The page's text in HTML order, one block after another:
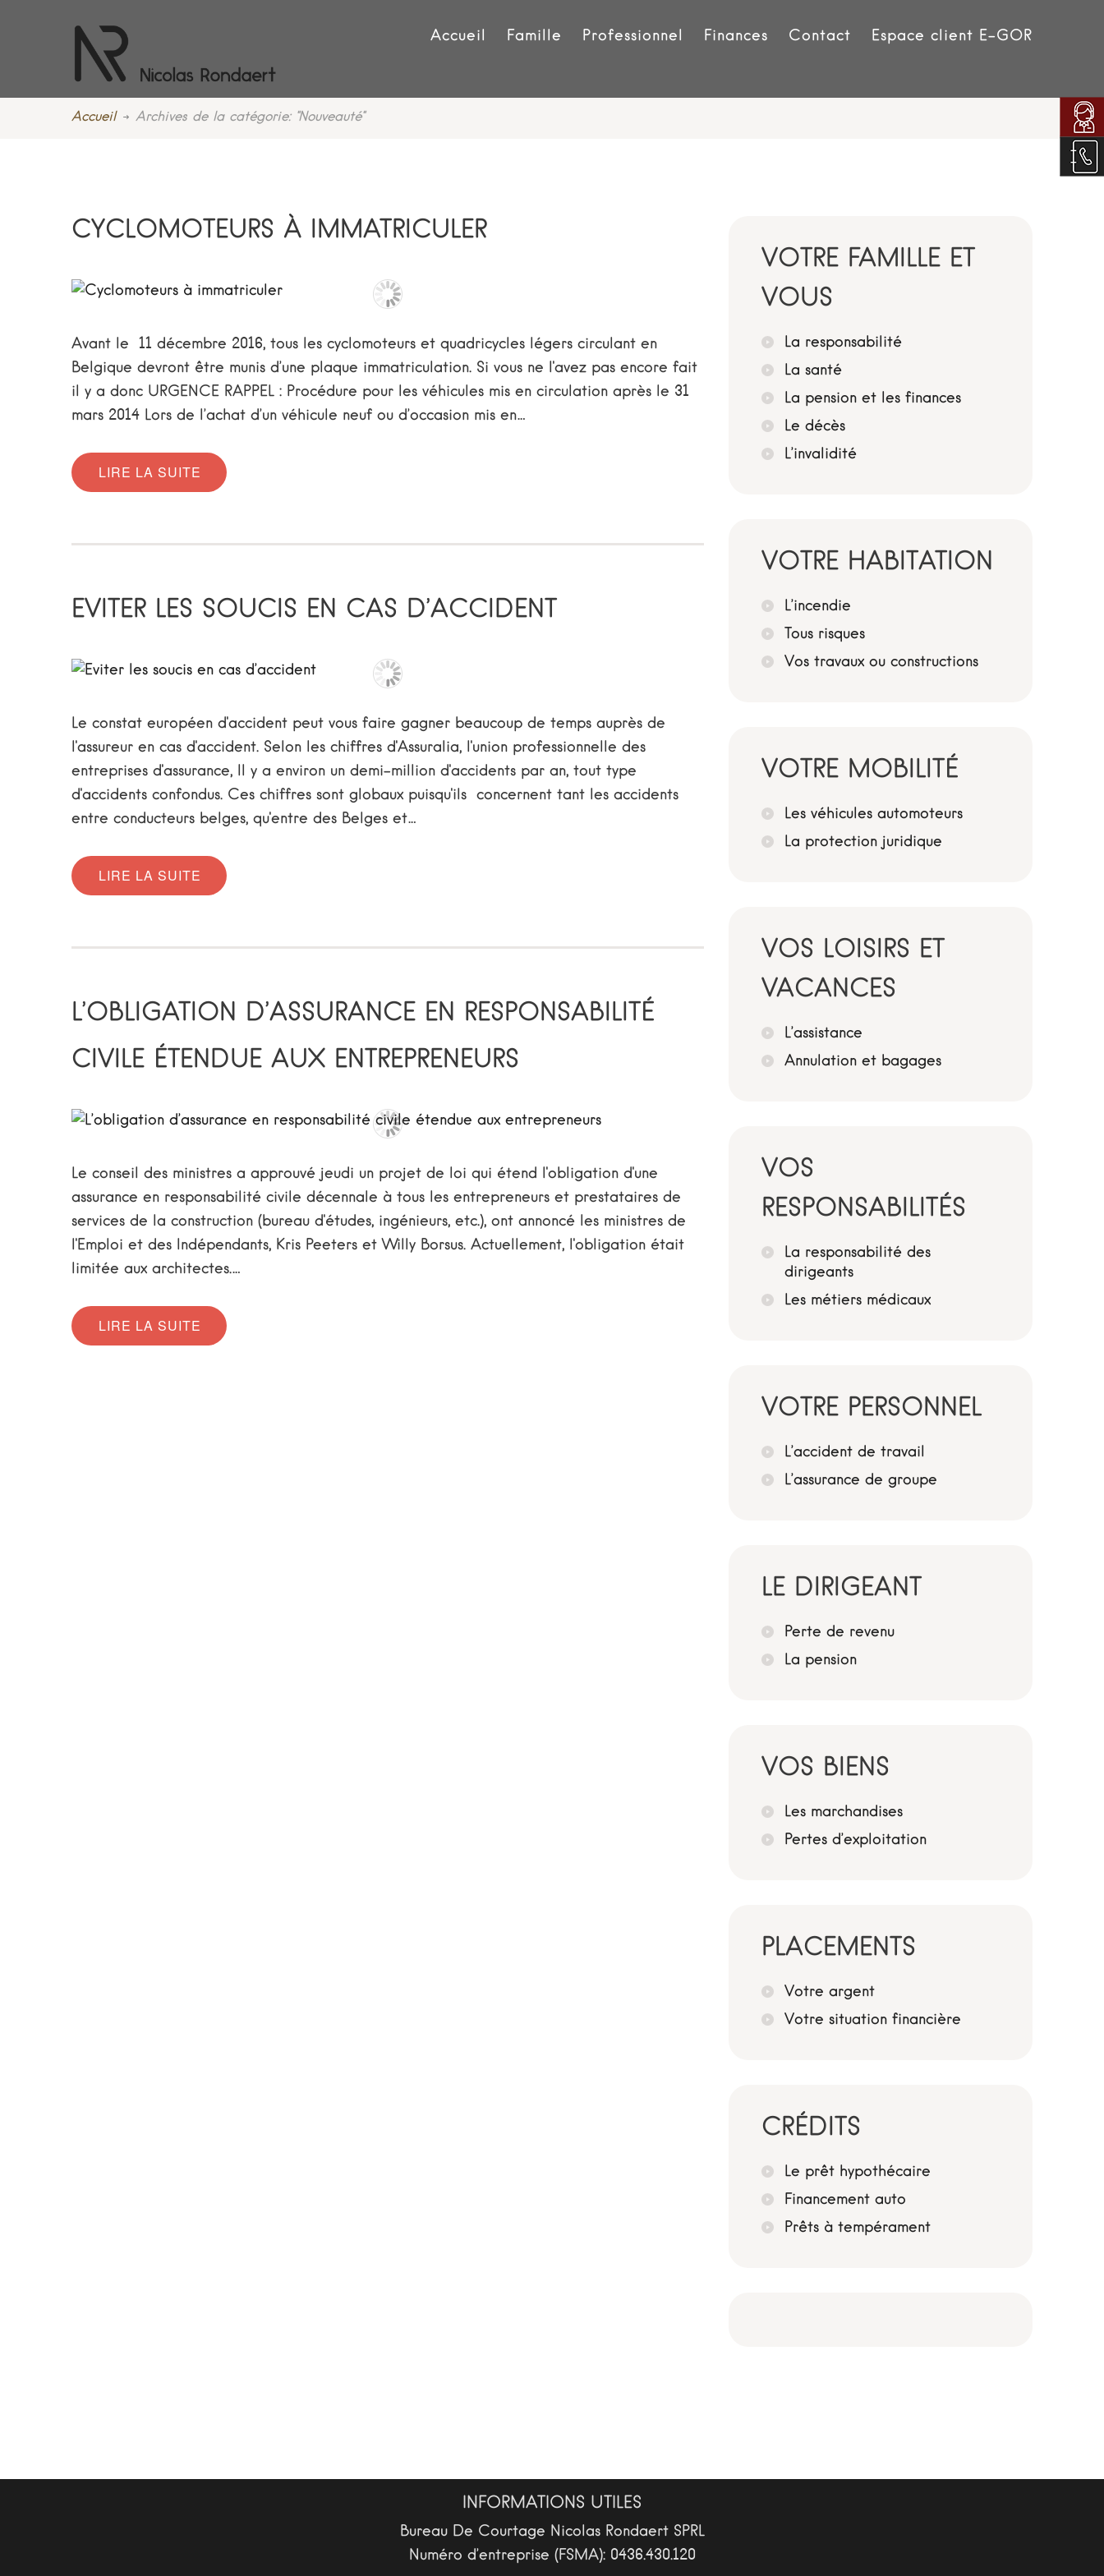
Accueil Famille Professionnel Finances Contact Espace client E-GOR
Accueil Archives de la catégorie: "Nouveauté"
CYCLOMOTEURS À IMMATRICULER
Avant le 11 décembre 2016, tous les cyclomoteurs et quadricycles légers circulant en
Belgique devront être munis d’une plaque immatriculation. Si vous ne l'avez pas encore fait
il y a donc URGENCE RAPPEL : Procédure pour les véhicules mis en circulation après le 31
mars 2014 Lors de l’achat d’un véhicule neuf ou d’occasion mis en…
LIRE LA SUITE
EVITER LES SOUCIS EN CAS D’ACCIDENT
Le constat européen d'accident peut vous faire gagner beaucoup de temps auprès de
l'assureur en cas d'accident. Selon les chiffres d'Assuralia, l'union professionnelle des
entreprises d'assurance, Il y a environ un demi-million d'accidents par an, tout type
d'accidents confondus. Ces chiffres sont globaux puisqu'ils concernent tant les accidents
entre conducteurs belges, qu'entre des Belges et…
LIRE LA SUITE
L’OBLIGATION D’ASSURANCE EN RESPONSABILITÉ
CIVILE ÉTENDUE AUX ENTREPRENEURS
Le conseil des ministres a approuvé jeudi un projet de loi qui étend l'obligation d'une
assurance en responsabilité civile décennale à tous les entrepreneurs et prestataires de
services de la construction (bureau d'études, ingénieurs, etc.), ont annoncé les ministres de
l'Emploi et des Indépendants, Kris Peeters et Willy Borsus. Actuellement, l'obligation était
limitée aux architectes.…
LIRE LA SUITE
VOTRE FAMILLE ET
VOUS
La responsabilité
La santé
La pension et les finances
Le décès
L’invalidité
VOTRE HABITATION
L’incendie
Tous risques
Vos travaux ou constructions
VOTRE MOBILITÉ
Les véhicules automoteurs
La protection juridique
VOS LOISIRS ET
VACANCES
L’assistance
Annulation et bagages
VOS
RESPONSABILITÉS
La responsabilité des
dirigeants
Les métiers médicaux
VOTRE PERSONNEL
L’accident de travail
L’assurance de groupe
LE DIRIGEANT
Perte de revenu
La pension
VOS BIENS
Les marchandises
Pertes d’exploitation
PLACEMENTS
Votre argent
Votre situation financière
CRÉDITS
Le prêt hypothécaire
Financement auto
Prêts à tempérament
INFORMATIONS UTILES
Bureau De Courtage Nicolas Rondaert SPRL
Numéro d’entreprise (FSMA): 0436.430.120